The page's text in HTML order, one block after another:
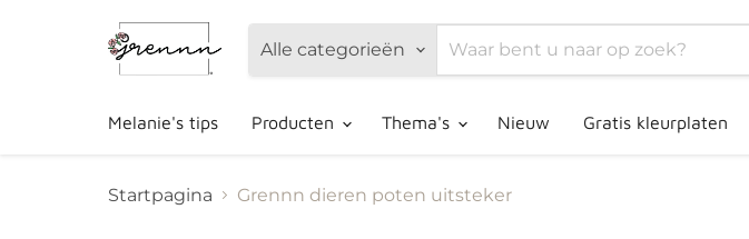
Alle categorieën
Melanie's tips Producten Thema's Nieuw Gratis kleurplaten
Startpagina Grennn dieren poten uitsteker